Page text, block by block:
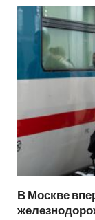
В Москве